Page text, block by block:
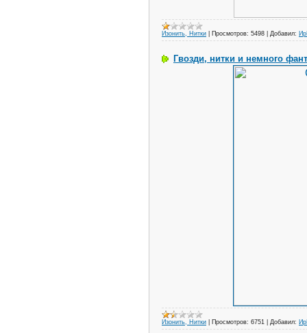
Изонить, Нитки Просмотров: 5498 Добавил:
Гвозди, нитки и немного
Изонить, Нитки Просмотров: 6751 Добавил: